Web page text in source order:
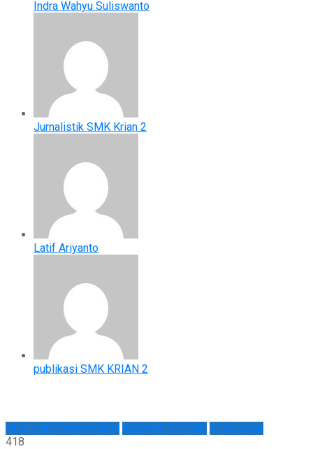
Indra Wahyu Suliswanto
Jurnalistik SMK Krian 2
Latif Ariyanto
publikasi SMK KRIAN 2
Hubungan Internasional Kegiatan Sekolah Kesiswaan
418